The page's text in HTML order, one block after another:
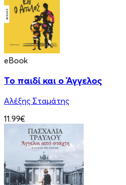
eBook
Το παιδί και ο Άγγελος
Αλέξης Σταμάτης
11.99€